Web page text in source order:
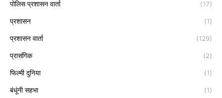
पोलिस प्रशासन वार्ता (17)
प्रशासन (1)
प्रशासन वार्ता (129)
प्रासंगिक (2)
फिल्मी दुनिया (1)
बंधूंनी सहभा (1)